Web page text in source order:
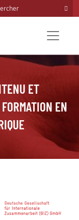
ET
EN